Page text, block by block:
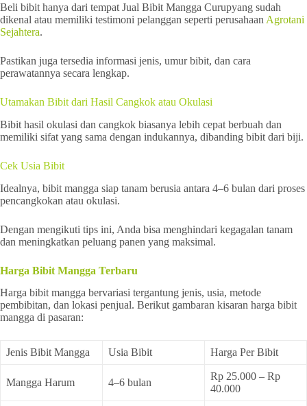
Beli bibit hanya dari tempat Jual Bibit Mangga Curupyang sudah
dikenal atau memiliki testimoni pelanggan seperti perusahaan Agrotani
Sejahtera.
Pastikan juga tersedia informasi jenis, umur bibit, dan cara
perawatannya secara lengkap.
Utamakan Bibit dari Hasil Cangkok atau Okulasi
Bibit hasil okulasi dan cangkok biasanya lebih cepat berbuah dan
memiliki sifat yang sama dengan indukannya, dibanding bibit dari biji.
Cek Usia Bibit
Idealnya, bibit mangga siap tanam berusia antara 4–6 bulan dari proses
pencangkokan atau okulasi.
Dengan mengikuti tips ini, Anda bisa menghindari kegagalan tanam
dan meningkatkan peluang panen yang maksimal.
Harga Bibit Mangga Terbaru
Harga bibit mangga bervariasi tergantung jenis, usia, metode
pembibitan, dan lokasi penjual. Berikut gambaran kisaran harga bibit
mangga di pasaran:
Jenis Bibit Mangga Usia Bibit Harga Per Bibit
Mangga Harum 4–6 bulan
Rp 25.000 – Rp
40.000